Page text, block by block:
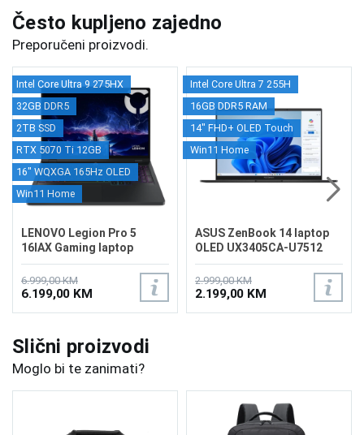
Često kupljeno zajedno
Preporučeni proizvodi.
Intel Core Ultra 9 275HX
32GB DDR5
2TB SSD
RTX 5070 Ti 12GB
16" WQXGA 165Hz OLED
Win11 Home
LENOVO Legion Pro 5
16IAX Gaming laptop
83LU0006US
6.999,00 KM
6.199,00 KM
Intel Core Ultra 7 255H
16GB DDR5 RAM
14" FHD+ OLED Touch
Win11 Home
ASUS ZenBook 14 laptop
OLED UX3405CA-U7512
2.999,00 KM
2.199,00 KM
Slični proizvodi
Moglo bi te zanimati?